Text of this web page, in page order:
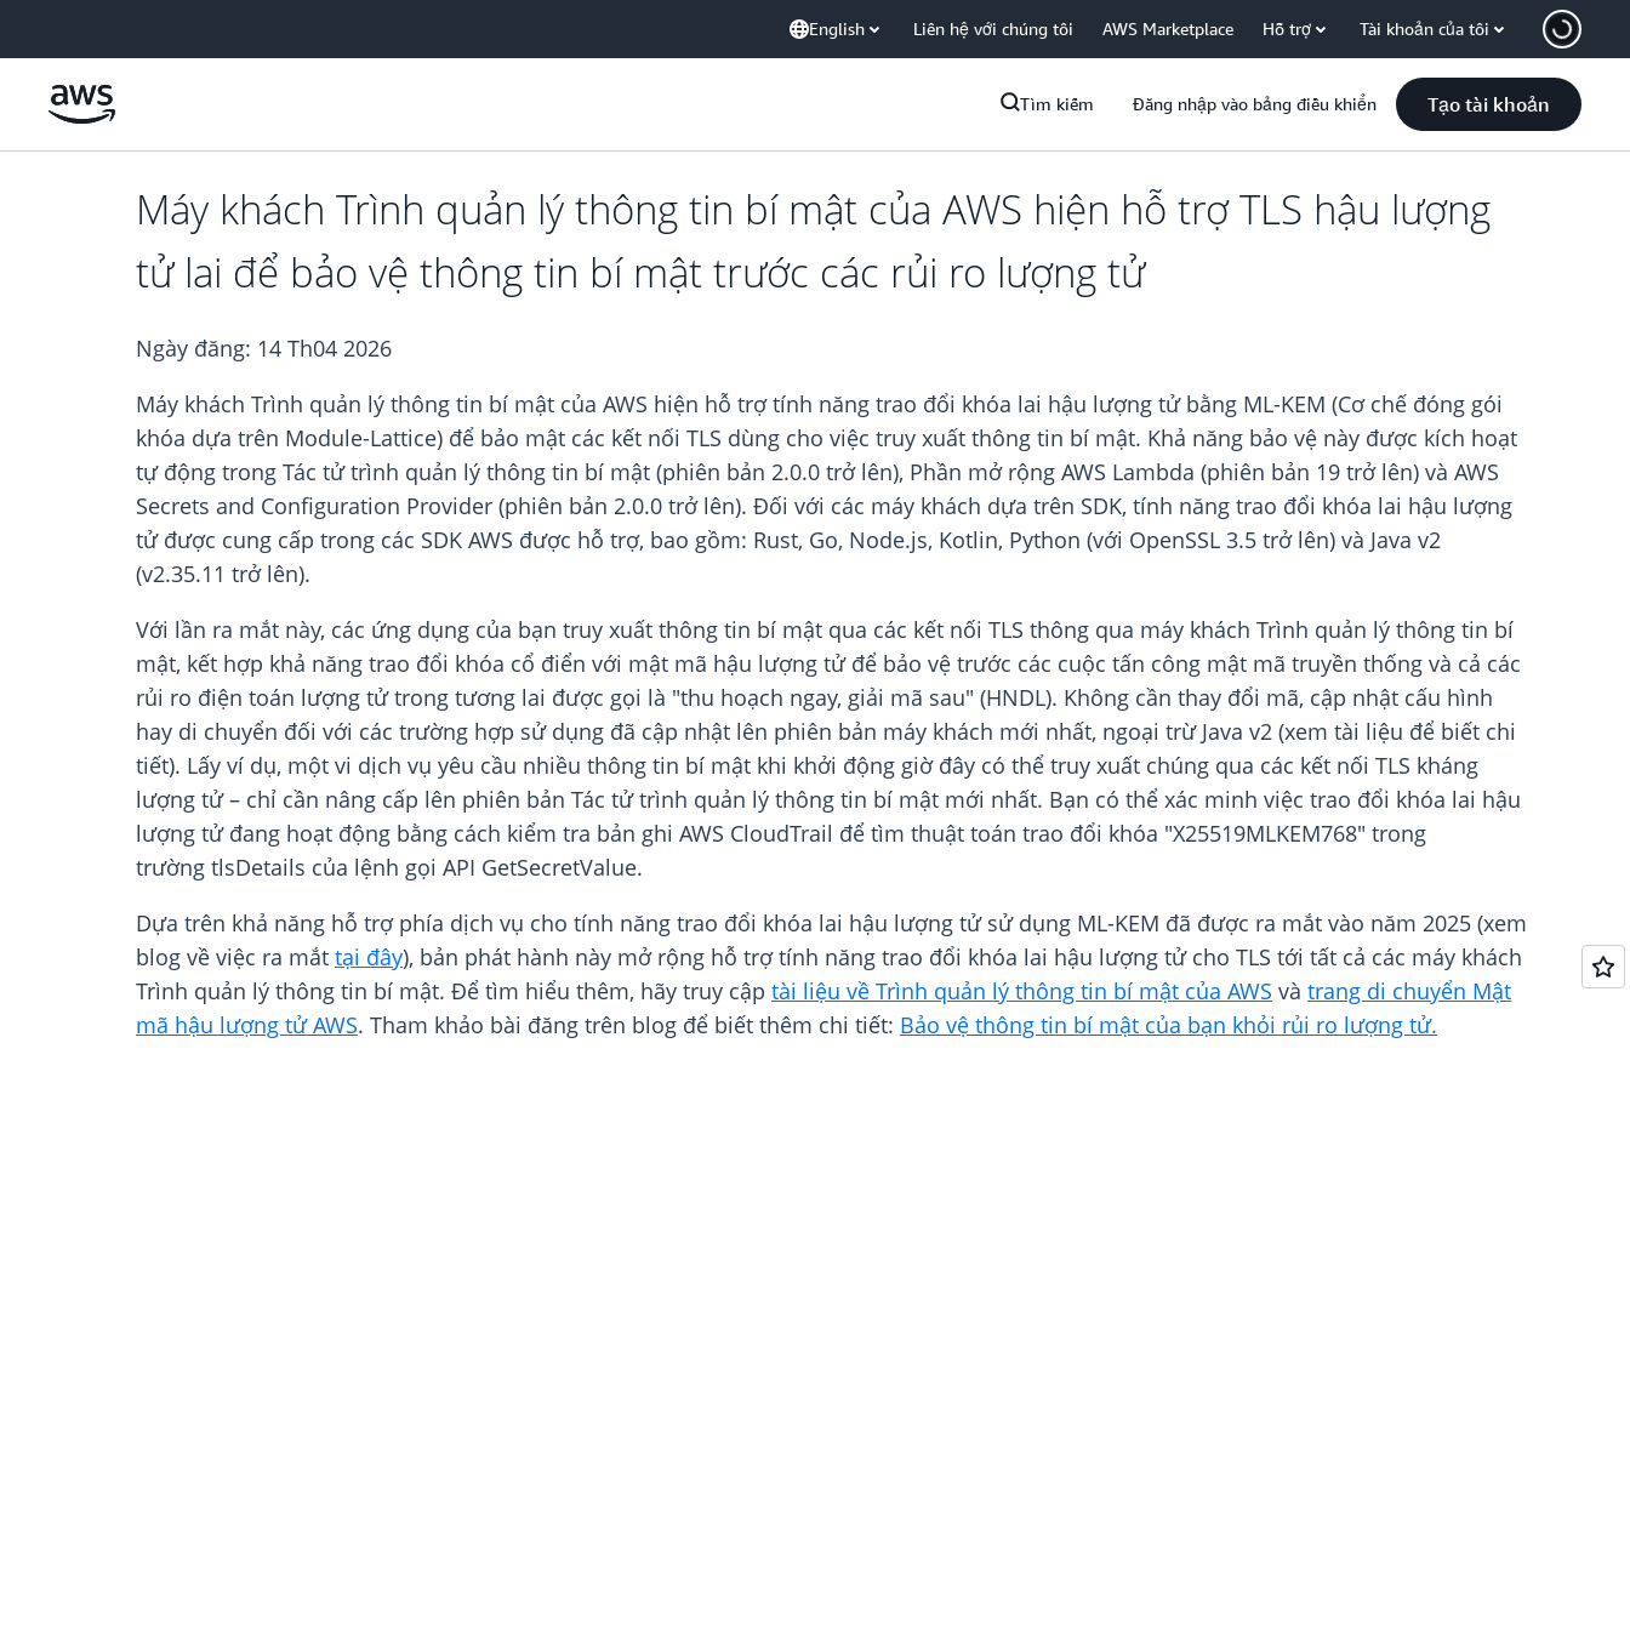
English Liên hệ với chúng tôi AWS Marketplace Hỗ trợ Tài khoản của tôi
Tìm kiếm Đăng nhập vào bảng điều khiển Tạo tài khoản
Máy khách Trình quản lý thông tin bí mật của AWS hiện hỗ trợ TLS hậu lượng
tử lai để bảo vệ thông tin bí mật trước các rủi ro lượng tử
Ngày đăng: 14 Th04 2026
Máy khách Trình quản lý thông tin bí mật của AWS hiện hỗ trợ tính năng trao đổi khóa lai hậu lượng tử bằng ML-KEM (Cơ chế đóng gói
khóa dựa trên Module-Lattice) để bảo mật các kết nối TLS dùng cho việc truy xuất thông tin bí mật. Khả năng bảo vệ này được kích hoạt
tự động trong Tác tử trình quản lý thông tin bí mật (phiên bản 2.0.0 trở lên), Phần mở rộng AWS Lambda (phiên bản 19 trở lên) và AWS
Secrets and Configuration Provider (phiên bản 2.0.0 trở lên). Đối với các máy khách dựa trên SDK, tính năng trao đổi khóa lai hậu lượng
tử được cung cấp trong các SDK AWS được hỗ trợ, bao gồm: Rust, Go, Node.js, Kotlin, Python (với OpenSSL 3.5 trở lên) và Java v2
(v2.35.11 trở lên).
Với lần ra mắt này, các ứng dụng của bạn truy xuất thông tin bí mật qua các kết nối TLS thông qua máy khách Trình quản lý thông tin bí
mật, kết hợp khả năng trao đổi khóa cổ điển với mật mã hậu lượng tử để bảo vệ trước các cuộc tấn công mật mã truyền thống và cả các
rủi ro điện toán lượng tử trong tương lai được gọi là "thu hoạch ngay, giải mã sau" (HNDL). Không cần thay đổi mã, cập nhật cấu hình
hay di chuyển đối với các trường hợp sử dụng đã cập nhật lên phiên bản máy khách mới nhất, ngoại trừ Java v2 (xem tài liệu để biết chi
tiết). Lấy ví dụ, một vi dịch vụ yêu cầu nhiều thông tin bí mật khi khởi động giờ đây có thể truy xuất chúng qua các kết nối TLS kháng
lượng tử – chỉ cần nâng cấp lên phiên bản Tác tử trình quản lý thông tin bí mật mới nhất. Bạn có thể xác minh việc trao đổi khóa lai hậu
lượng tử đang hoạt động bằng cách kiểm tra bản ghi AWS CloudTrail để tìm thuật toán trao đổi khóa "X25519MLKEM768" trong
trường tlsDetails của lệnh gọi API GetSecretValue.
Dựa trên khả năng hỗ trợ phía dịch vụ cho tính năng trao đổi khóa lai hậu lượng tử sử dụng ML-KEM đã được ra mắt vào năm 2025 (xem
blog về việc ra mắt tại đây), bản phát hành này mở rộng hỗ trợ tính năng trao đổi khóa lai hậu lượng tử cho TLS tới tất cả các máy khách
Trình quản lý thông tin bí mật. Để tìm hiểu thêm, hãy truy cập tài liệu về Trình quản lý thông tin bí mật của AWS và trang di chuyển Mật
mã hậu lượng tử AWS. Tham khảo bài đăng trên blog để biết thêm chi tiết: Bảo vệ thông tin bí mật của bạn khỏi rủi ro lượng tử.